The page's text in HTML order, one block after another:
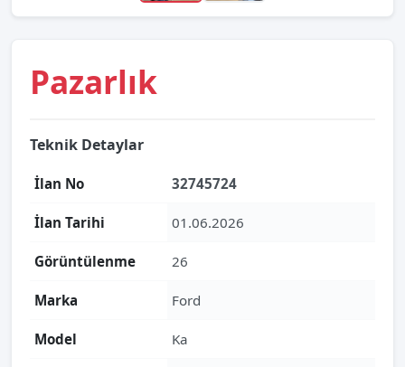
Pazarlık
Teknik Detaylar
İlan No 32745724
İlan Tarihi 01.06.2026
Görüntülenme 26
Marka Ford
Model Ka